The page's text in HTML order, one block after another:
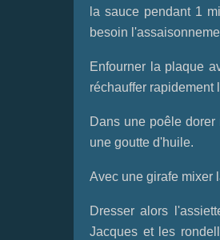
la sauce pendant 1
besoin
Enfourner la plaque
réchauffer rapidement
Dans une poêle
une goutte d'huile.
Avec une girafe mixer
Dresser alors
Jacques et les